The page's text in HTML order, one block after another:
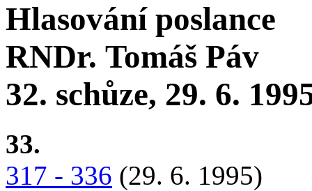
Hlasování poslance
RNDr. Tomáš Páv
32. schůze, 29. 6.
33.
317 - 336 (29. 6. 1995)